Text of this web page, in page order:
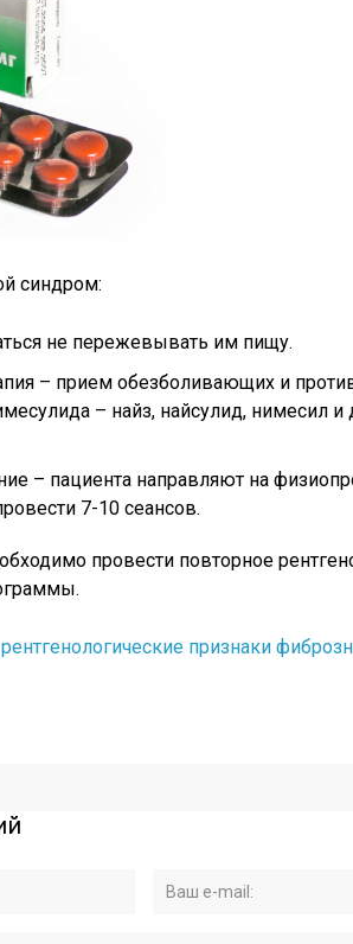
синдром:
не пережевывать им пищу.
– прием обезболивающих и
– найз, найсулид, нимесил и
– пациента направляют на
7-10 сеансов.
провести повторное
признаки